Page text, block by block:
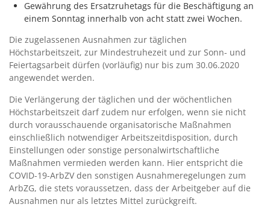
Gewährung des Ersatzruhetags für die Beschäftigung an
einem Sonntag innerhalb von acht statt zwei Wochen.
Die zugelassenen Ausnahmen zur täglichen
Höchstarbeitszeit, zur Mindestruhezeit und zur Sonn- und
Feiertagsarbeit dürfen (vorläufig) nur bis zum 30.06.2020
angewendet werden.
Die Verlängerung der täglichen und der wöchentlichen
Höchstarbeitszeit darf zudem nur erfolgen, wenn sie nicht
durch vorausschauende organisatorische Maßnahmen
einschließlich notwendiger Arbeitszeitdisposition, durch
Einstellungen oder sonstige personalwirtschaftliche
Maßnahmen vermieden werden kann. Hier entspricht die
COVID-19-ArbZV den sonstigen Ausnahmeregelungen zum
ArbZG, die stets voraussetzen, dass der Arbeitgeber auf die
Ausnahmen nur als letztes Mittel zurückgreift.